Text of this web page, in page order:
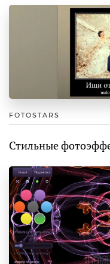
FOTOSTARS
Стильные